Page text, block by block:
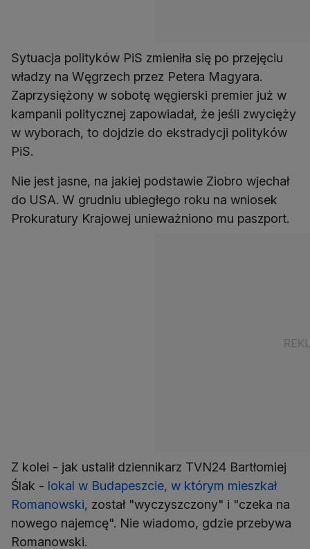
Sytuacja polityków PiS zmieniła się po przejęciu
władzy na Węgrzech przez Petera Magyara.
Zaprzysiężony w sobotę węgierski premier już w
kampanii politycznej zapowiadał, że jeśli zwycięży
w wyborach, to dojdzie do ekstradycji polityków
PiS.
Nie jest jasne, na jakiej podstawie Ziobro wjechał
do USA. W grudniu ubiegłego roku na wniosek
Prokuratury Krajowej unieważniono mu paszport.
Z kolei - jak ustalił dziennikarz TVN24 Bartłomiej
Ślak - lokal w Budapeszcie, w którym mieszkał
Romanowski, został "wyczyszczony" i "czeka na
nowego najemcę". Nie wiadomo, gdzie przebywa
Romanowski.